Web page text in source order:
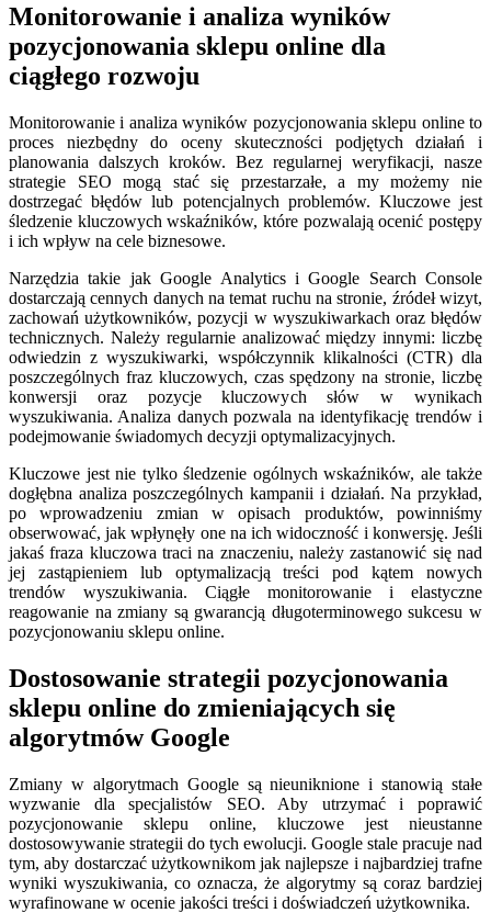
Monitorowanie i analiza wyników
pozycjonowania sklepu online dla
ciągłego rozwoju
Monitorowanie i analiza wyników pozycjonowania sklepu online to
proces niezbędny do oceny skuteczności podjętych działań i
planowania dalszych kroków. Bez regularnej weryfikacji, nasze
strategie SEO mogą stać się przestarzałe, a my możemy nie
dostrzegać błędów lub potencjalnych problemów. Kluczowe jest
śledzenie kluczowych wskaźników, które pozwalają ocenić postępy
i ich wpływ na cele biznesowe.
Narzędzia takie jak Google Analytics i Google Search Console
dostarczają cennych danych na temat ruchu na stronie, źródeł wizyt,
zachowań użytkowników, pozycji w wyszukiwarkach oraz błędów
technicznych. Należy regularnie analizować między innymi: liczbę
odwiedzin z wyszukiwarki, współczynnik klikalności (CTR) dla
poszczególnych fraz kluczowych, czas spędzony na stronie, liczbę
konwersji oraz pozycje kluczowych słów w wynikach
wyszukiwania. Analiza danych pozwala na identyfikację trendów i
podejmowanie świadomych decyzji optymalizacyjnych.
Kluczowe jest nie tylko śledzenie ogólnych wskaźników, ale także
dogłębna analiza poszczególnych kampanii i działań. Na przykład,
po wprowadzeniu zmian w opisach produktów, powinniśmy
obserwować, jak wpłynęły one na ich widoczność i konwersję. Jeśli
jakaś fraza kluczowa traci na znaczeniu, należy zastanowić się nad
jej zastąpieniem lub optymalizacją treści pod kątem nowych
trendów wyszukiwania. Ciągłe monitorowanie i elastyczne
reagowanie na zmiany są gwarancją długoterminowego sukcesu w
pozycjonowaniu sklepu online.
Dostosowanie strategii pozycjonowania
sklepu online do zmieniających się
algorytmów Google
Zmiany w algorytmach Google są nieuniknione i stanowią stałe
wyzwanie dla specjalistów SEO. Aby utrzymać i poprawić
pozycjonowanie sklepu online, kluczowe jest nieustanne
dostosowywanie strategii do tych ewolucji. Google stale pracuje nad
tym, aby dostarczać użytkownikom jak najlepsze i najbardziej trafne
wyniki wyszukiwania, co oznacza, że algorytmy są coraz bardziej
wyrafinowane w ocenie jakości treści i doświadczeń użytkownika.